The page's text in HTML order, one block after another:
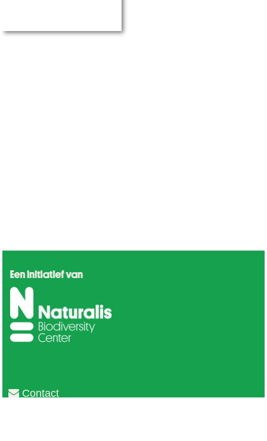
Contact